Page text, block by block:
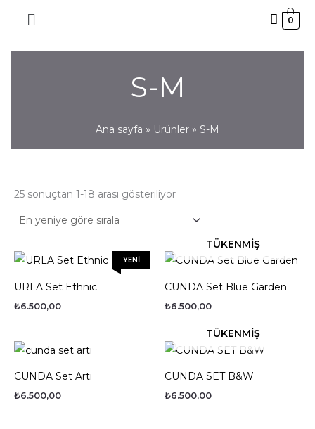
0
S-M
Ana sayfa Ürünler S-M
25 sonuçtan 1-18 arası gösteriliyor
YENİ
URLA Set Ethnic
₺6.500,00
TÜKENMIŞ
CUNDA Set Blue Garden
₺6.500,00
CUNDA Set Artı
₺6.500,00
TÜKENMIŞ
CUNDA SET B&W
₺6.500,00